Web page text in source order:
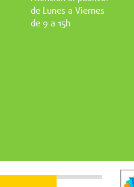
de Lunes a Viernes
de 9 a 15h